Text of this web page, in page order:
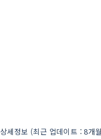
상세정보 (최근 업데이트 : 8개